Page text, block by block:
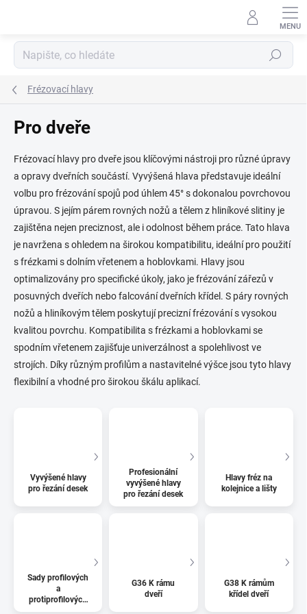
Hledat
Frézovací hlavy
Pro dveře
Frézovací hlavy pro dveře jsou klíčovými nástroji pro různé úpravy
a opravy dveřních součástí. Vyvýšená hlava představuje ideální
volbu pro frézování spojů pod úhlem 45° s dokonalou povrchovou
úpravou. S jejím párem rovných nožů a tělem z hliníkové slitiny je
zajištěna nejen preciznost, ale i odolnost během práce. Tato hlava
je navržena s ohledem na širokou kompatibilitu, ideální pro použití
s frézkami s dolním vřetenem a hoblovkami. Hlavy jsou
optimalizovány pro specifické úkoly, jako je frézování zářezů v
posuvných dveřích nebo falcování dveřních křídel. S páry rovných
nožů a hliníkovým tělem poskytují precizní frézování s vysokou
kvalitou povrchu. Kompatibilita s frézkami a hoblovkami se
spodním vřetenem zajišťuje univerzálnost a spolehlivost ve
strojích. Díky různým profilům a nastavitelné výšce jsou tyto hlavy
flexibilní a vhodné pro širokou škálu aplikací.
Vyvýšené hlavy
pro řezání desek
Profesionální
vyvýšené hlavy
pro řezání desek
Hlavy fréz na
kolejnice a lišty
Sady profilových
a
protiprofilových
hlav fréz
G36 K rámu
dveří
G38 K rámům
křídel dveří